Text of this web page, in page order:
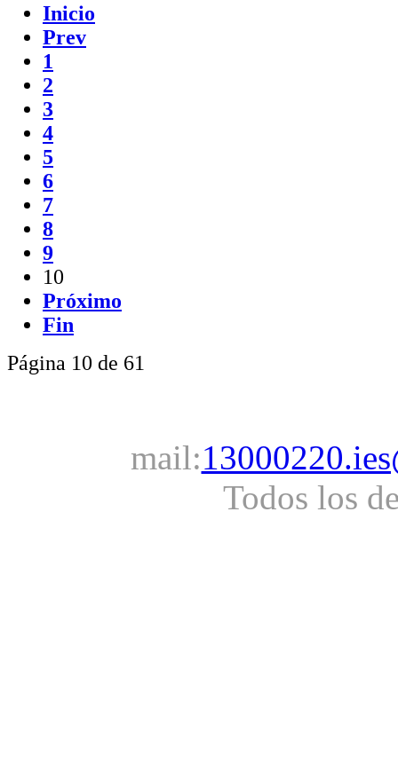
Inicio
Prev
1
2
3
4
5
6
7
8
9
10
Próximo
Fin
Página 10 de 61
mail:
Todos los